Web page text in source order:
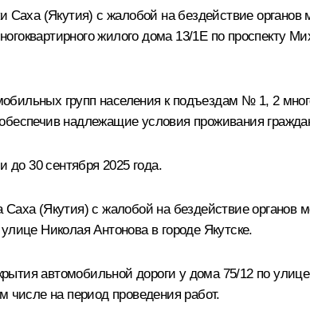
Саха (Якутия) с жалобой на бездействие
жилого дома 13/1Е по проспекту
групп населения к подъездам № 1, 2
надлежащие условия проживания
30 сентября 2025 года.
(Якутия) с жалобой на бездействие органов
Николая Антонова в городе Якутске.
автомобильной дороги у дома 75/12 по
числе на период проведения работ.